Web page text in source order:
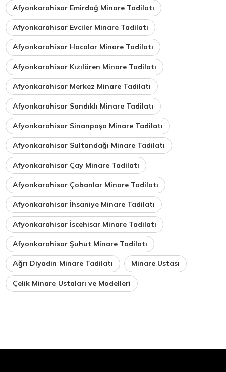
Afyonkarahisar Emirdağ Minare Tadilatı
Afyonkarahisar Evciler Minare Tadilatı
Afyonkarahisar Hocalar Minare Tadilatı
Afyonkarahisar Kızılören Minare Tadilatı
Afyonkarahisar Merkez Minare Tadilatı
Afyonkarahisar Sandıklı Minare Tadilatı
Afyonkarahisar Sinanpaşa Minare Tadilatı
Afyonkarahisar Sultandağı Minare Tadilatı
Afyonkarahisar Çay Minare Tadilatı
Afyonkarahisar Çobanlar Minare Tadilatı
Afyonkarahisar İhsaniye Minare Tadilatı
Afyonkarahisar İscehisar Minare Tadilatı
Afyonkarahisar Şuhut Minare Tadilatı
Ağrı Diyadin Minare Tadilatı Minare Ustası
Çelik Minare Ustaları ve Modelleri